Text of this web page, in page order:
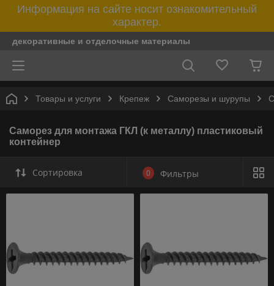
Информация на сайте носит ознакомительный
характер.
декоративные и отделочные материалы
Товары и услуги Крепеж Саморезы и шурупы
Саморез для монтажа ГКЛ (к металлу) пластиковый
контейнер
Сортировка 0 Фильтры